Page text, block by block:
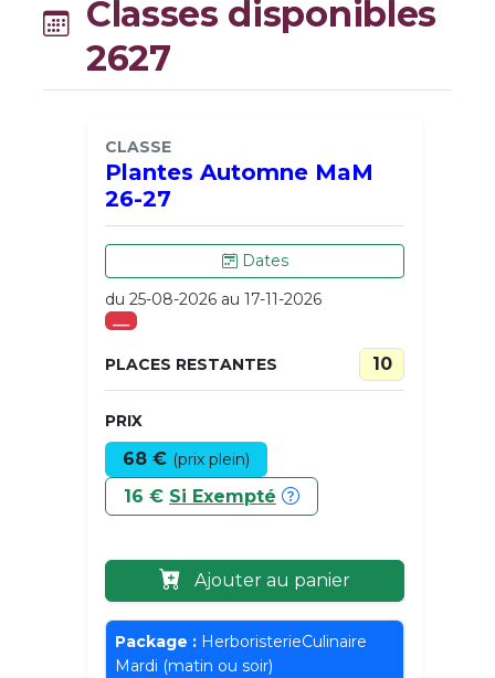
Classes disponibles
2627
CLASSE
Plantes Automne MaM
26-27
Dates
du 25-08-2026 au 17-11-2026
___
PLACES RESTANTES 10
PRIX
68 € (prix plein)
16 € Si Exempté
Ajouter au panier
Package : HerboristerieCulinaire
Mardi (matin ou soir)